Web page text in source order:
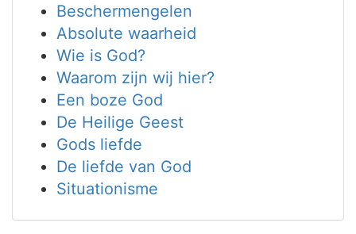
Beschermengelen
Absolute waarheid
Wie is God?
Waarom zijn wij hier?
Een boze God
De Heilige Geest
Gods liefde
De liefde van God
Situationisme